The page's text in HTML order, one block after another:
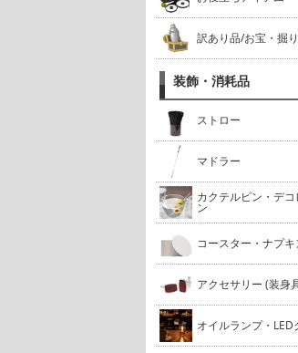
訳あり品/お宝・掘
装飾・消耗品
ストロー
マドラー
カクテルピン・デコ
ン
コースター・ナプキ
アクセサリー (装身
オイルランプ・LED